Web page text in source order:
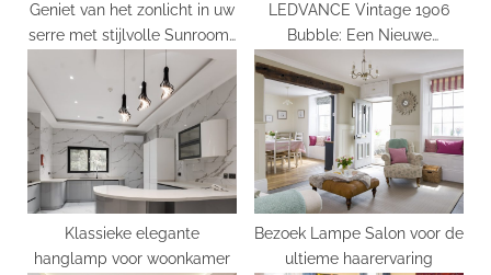
Geniet van het zonlicht in uw
serre met stijlvolle Sunroom-
verlichting
LEDVANCE Vintage 1906
Bubble: Een Nieuwe
Interpretatie van Retro
Verlichting
Klassieke elegante
hanglamp voor woonkamer
Bezoek Lampe Salon voor de
ultieme haarervaring